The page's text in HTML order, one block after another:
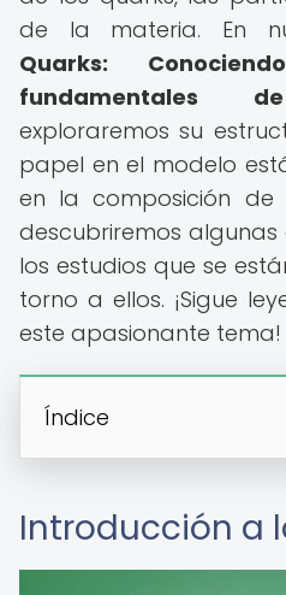
de la materia. En
Quarks:
fundamentales
exploraremos su
papel en el modelo
en la composición de
descubriremos
los estudios que se
torno a ellos. ¡Sigue
este apasionante tema!
Índice
Introducción a